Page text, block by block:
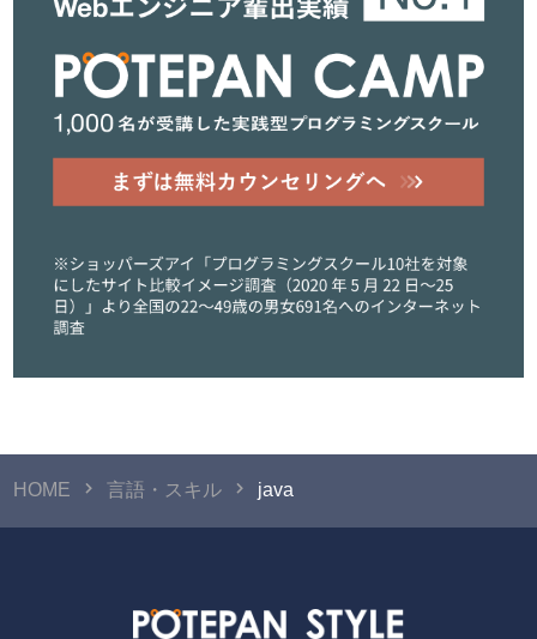
HOME 言語・スキル java